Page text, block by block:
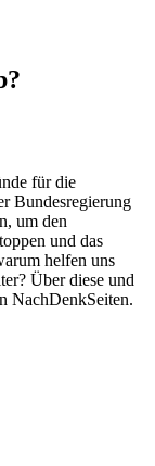
für die
Bundesregierung
um den
und das
helfen uns
Über diese und
NachDenkSeiten.